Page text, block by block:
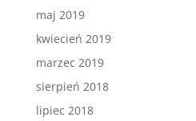
maj 2019
kwiecień 2019
marzec 2019
sierpień 2018
lipiec 2018